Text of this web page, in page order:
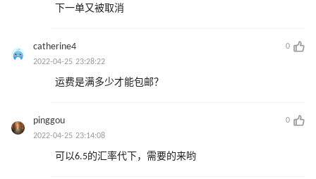
下一单又被取消
catherine4
0
2022-04-25 23:28:22
运费是满多少才能包邮？
pinggou
0
2022-04-25 23:14:08
可以6.5的汇率代下，需要的来哟